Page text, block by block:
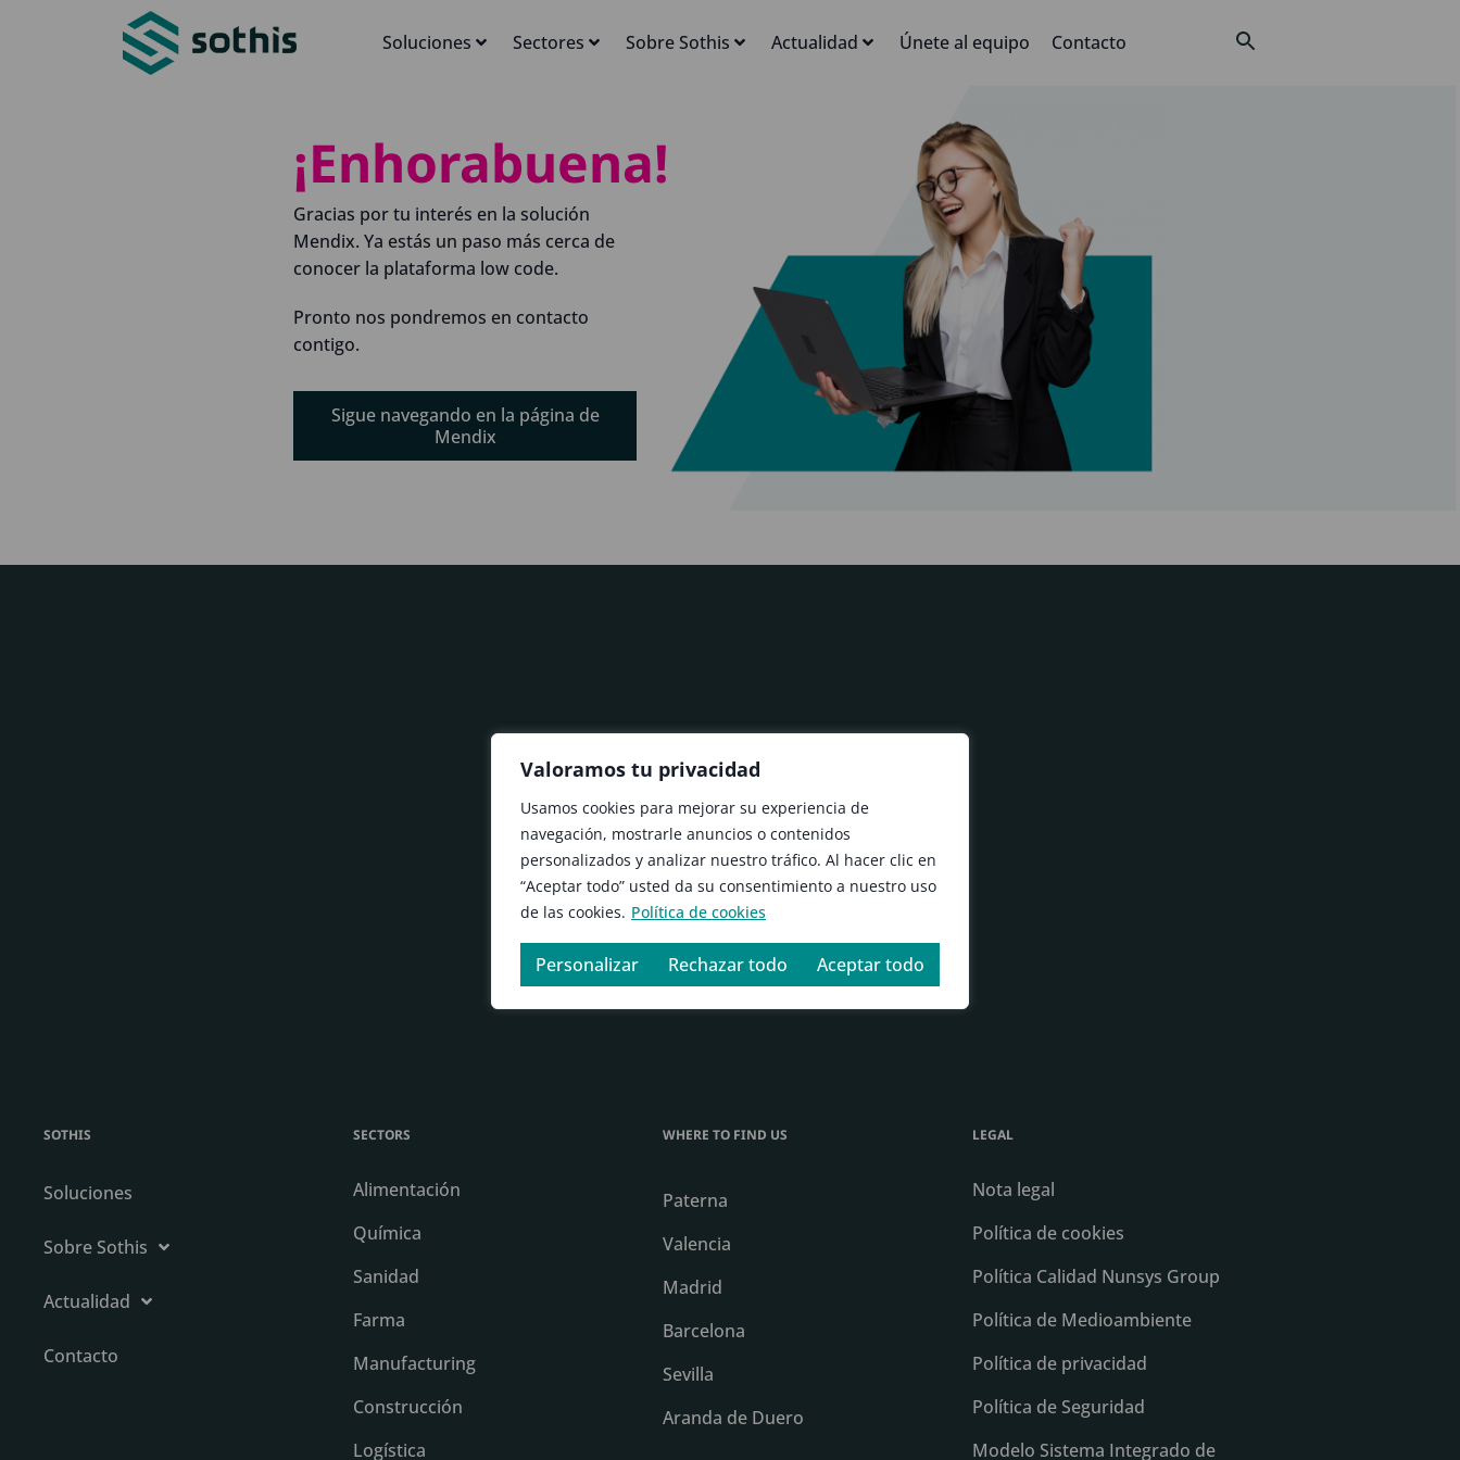
Valoramos tu privacidad
Usamos cookies para mejorar su experiencia de
navegación, mostrarle anuncios o contenidos
personalizados y analizar nuestro tráfico. Al hacer clic en
“Aceptar todo” usted da su consentimiento a nuestro uso
de las cookies. Política de cookies
Personalizar Rechazar todo Aceptar todo
Soluciones Sectores Sobre Sothis Actualidad Únete al equipo Contacto
¡Enhorabuena!
Gracias por tu interés en la solución
Mendix. Ya estás un paso más cerca de
conocer la plataforma low code.
Pronto nos pondremos en contacto
contigo.
Sigue navegando en la página de
Mendix
Become Sothis
Do things differently, evolve with us.
Contact us
SOTHIS
Soluciones
Sobre Sothis
Actualidad
Contacto
SECTORS
Alimentación
Química
Sanidad
Farma
Manufacturing
Construcción
Logística
WHERE TO FIND US
Paterna
Valencia
Madrid
Barcelona
Sevilla
Aranda de Duero
LEGAL
Nota legal
Política de cookies
Política Calidad Nunsys Group
Política de Medioambiente
Política de privacidad
Política de Seguridad
Modelo Sistema Integrado de